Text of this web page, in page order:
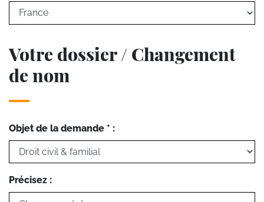
Votre dossier / Changement
de nom
Objet de la demande * :
Précisez :